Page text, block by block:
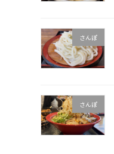
さんぽ
さんぽ